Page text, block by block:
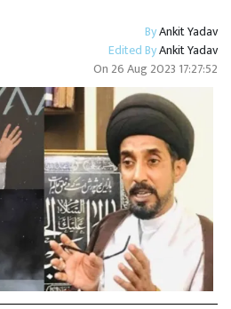
ByAnkit Yadav
Edited ByAnkit Yadav
On 26 Aug 2023 17:27:52